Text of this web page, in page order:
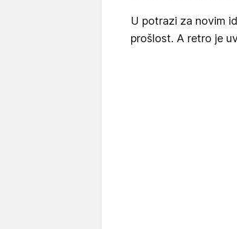
U potrazi za novim
prošlost. A retro je